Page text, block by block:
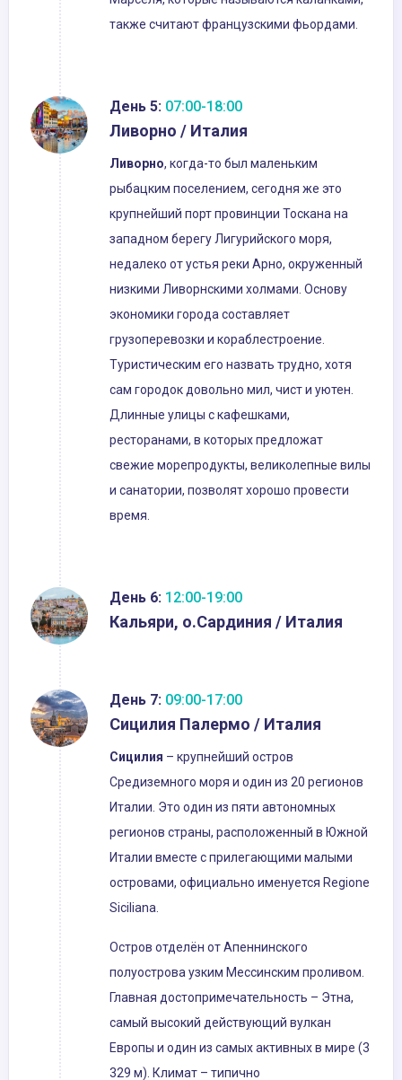
также считают французскими фьордами.
День 5: 07:00-18:00
Ливорно / Италия
Ливорно, когда-то был маленьким
рыбацким поселением, сегодня же это
крупнейший порт провинции Тоскана на
западном берегу Лигурийского моря,
недалеко от устья реки Арно, окруженный
низкими Ливорнскими холмами. Основу
экономики города составляет
грузоперевозки и кораблестроение.
Туристическим его назвать трудно, хотя
сам городок довольно мил, чист и уютен.
Длинные улицы с кафешками,
ресторанами, в которых предложат
свежие морепродукты, великолепные вилы
и санатории, позволят хорошо провести
время.
День 6: 12:00-19:00
Кальяри, о.Сардиния / Италия
День 7: 09:00-17:00
Сицилия Палермо / Италия
Сицилия – крупнейший остров
Средиземного моря и один из 20 регионов
Италии. Это один из пяти автономных
регионов страны, расположенный в Южной
Италии вместе с прилегающими малыми
островами, официально именуется Regione
Siciliana.
Остров отделён от Апеннинского
полуострова узким Мессинским проливом.
Главная достопримечательность – Этна,
самый высокий действующий вулкан
Европы и один из самых активных в мире (3
329 м). Климат – типично